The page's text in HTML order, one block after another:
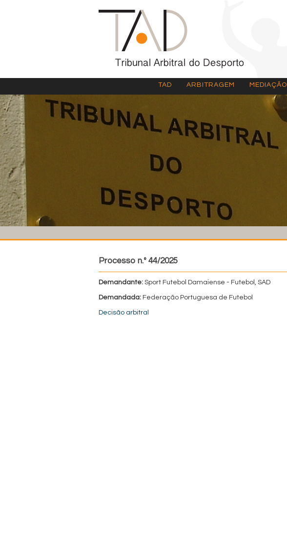
TAD ARBITRAGEM MEDIAÇÃO
Processo n.º 44/2025
Demandante: Sport Futebol Damaiense - Futebol, SAD
Demandada: Federação Portuguesa de Futebol
Decisão arbitral